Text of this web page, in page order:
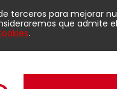
terceros para mejorar
que admite
.